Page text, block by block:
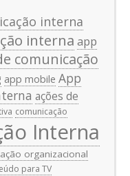
interna
interna app
comunicação
app mobile App
ações de
comunicação
Interna
organizacional
para TV